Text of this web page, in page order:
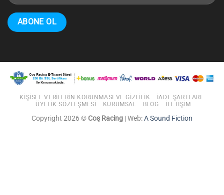
KIŞISEL VERILERIN KORUNMASI VE GIZLILIK
İADE ŞARTLARI
ÜYELIK SÖZLEŞMESI
KURUMSAL BLOG İLETIŞIM
Copyright 2026 © Coş Racing | Web:A Sound Fiction